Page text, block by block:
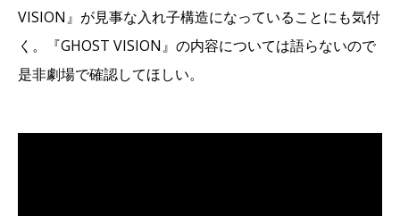
VISION』が見事な入れ子構造になっていることにも気付
く。『GHOST VISION』の内容については語らないので
是非劇場で確認してほしい。